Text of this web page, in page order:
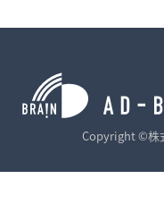
Copyright ©株